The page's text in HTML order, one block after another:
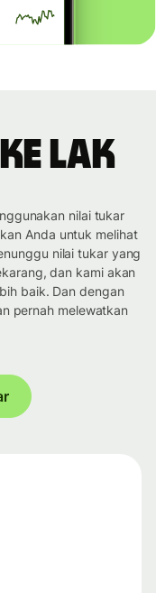
LAK
nilai tukar
Anda untuk melihat
nilai tukar yang
dan kami akan
baik. Dan dengan
pernah melewatkan